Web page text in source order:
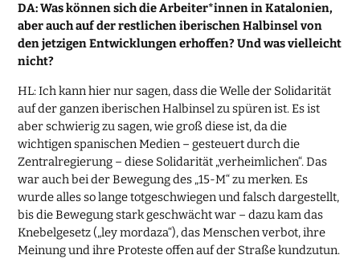
DA: Was können sich die Arbeiter*innen in Katalonien,
aber auch auf der restlichen iberischen Halbinsel von
den jetzigen Entwicklungen erhoffen? Und was vielleicht
nicht?
HL: Ich kann hier nur sagen, dass die Welle der Solidarität
auf der ganzen iberischen Halbinsel zu spüren ist. Es ist
aber schwierig zu sagen, wie groß diese ist, da die
wichtigen spanischen Medien – gesteuert durch die
Zentralregierung – diese Solidarität „verheimlichen“. Das
war auch bei der Bewegung des „15-M“ zu merken. Es
wurde alles so lange totgeschwiegen und falsch dargestellt,
bis die Bewegung stark geschwächt war – dazu kam das
Knebelgesetz („ley mordaza“), das Menschen verbot, ihre
Meinung und ihre Proteste offen auf der Straße kundzutun.